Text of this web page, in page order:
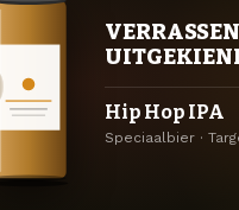
Hip Hop IPA
Speciaalbier ·